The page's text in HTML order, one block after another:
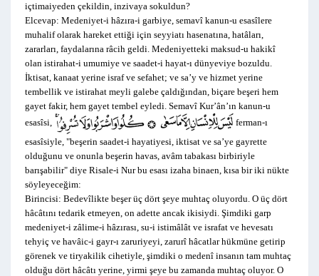
içtimaiyeden çekildin, inzivaya sokuldun?
Elcevap: Medeniyet-i hâzıra-i garbiye, semavî kanun-u esasîlere
muhalif olarak hareket ettiği için seyyiatı hasenatına, hatâları,
zararları, faydalarına râcih geldi. Medeniyetteki maksud-u hakikî
olan istirahat-i umumiye ve saadet-i hayat-ı dünyeviye bozuldu.
İktisat, kanaat yerine israf ve sefahet; ve sa’y ve hizmet yerine
tembellik ve istirahat meyli galebe çaldığından, biçare beşeri hem
gayet fakir, hem gayet tembel eyledi. Semavî Kur’ân’ın kanun-u
esasîsi,
ferman-ı
esasîsiyle, "beşerin saadet-i hayatiyesi, iktisat ve sa’ye gayrette
olduğunu ve onunla beşerin havas, avâm tabakası birbiriyle
barışabilir" diye Risale-i Nur bu esası izaha binaen, kısa bir iki nükte
söyleyeceğim:
Birincisi: Bedevîlikte beşer üç dört şeye muhtaç oluyordu. O üç dört
hâcâtını tedarik etmeyen, on adette ancak ikisiydi. Şimdiki garp
medeniyet-i zâlime-i hâzırası, su-i istimâlât ve israfat ve hevesatı
tehyiç ve havâic-i gayr-ı zaruriyeyi, zarurî hâcatlar hükmüne getirip
görenek ve tiryakilik cihetiyle, şimdiki o medenî insanın tam muhtaç
olduğu dört hâcâtı yerine, yirmi şeye bu zamanda muhtaç oluyor. O